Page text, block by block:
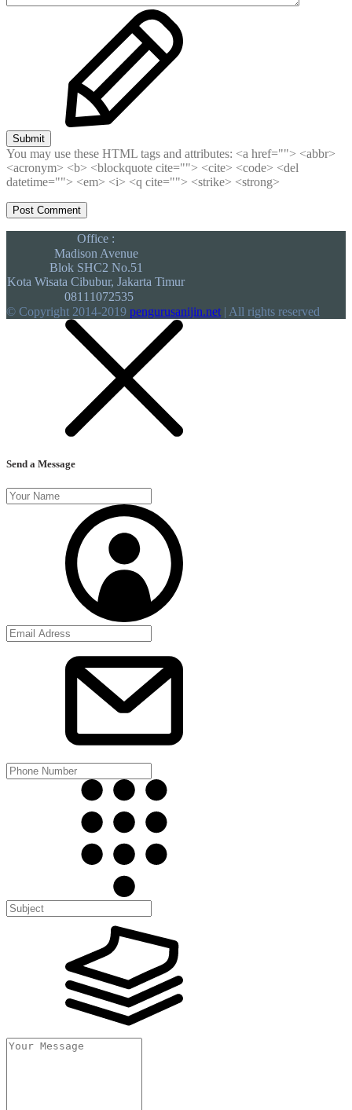
Submit
You may use these HTML tags and attributes: <a href=""> <abbr>
<acronym> <b> <blockquote cite=""> <cite> <code> <del
datetime=""> <em> <i> <q cite=""> <strike> <strong>
Office :
Madison Avenue
Blok SHC2 No.51
Kota Wisata Cibubur, Jakarta Timur
08111072535
© Copyright 2014-2019 pengurusanijin.net| All rights reserved
Send a Message